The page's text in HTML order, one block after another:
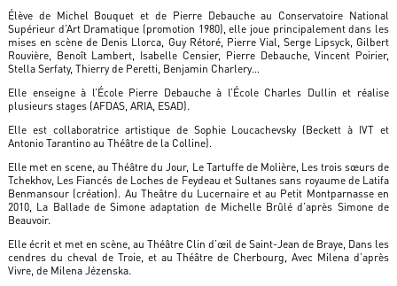
Élève de Michel Bouquet et de Pierre Debauche au Conservatoire National
Supérieur d’Art Dramatique (promotion 1980), elle joue principalement dans les
mises en scène de Denis Llorca, Guy Rétoré, Pierre Vial, Serge Lipsyck, Gilbert
Rouvière, Benoît Lambert, Isabelle Censier, Pierre Debauche, Vincent Poirier,
Stella Serfaty, Thierry de Peretti, Benjamin Charlery…
Elle enseigne à l’École Pierre Debauche à l’École Charles Dullin et réalise
plusieurs stages (AFDAS, ARIA, ESAD).
Elle est collaboratrice artistique de Sophie Loucachevsky (Beckett à IVT et
Antonio Tarantino au Théâtre de la Colline).
Elle met en scene, au Théâtre du Jour, Le Tartuffe de Molière, Les trois sœurs de
Tchekhov, Les Fiancés de Loches de Feydeau et Sultanes sans royaume de Latifa
Benmansour (création). Au Theâtre du Lucernaire et au Petit Montparnasse en
2010, La Ballade de Simone adaptation de Michelle Brûlé d’après Simone de
Beauvoir.
Elle écrit et met en scène, au Théâtre Clin d’œil de Saint-Jean de Braye, Dans les
cendres du cheval de Troie, et au Théâtre de Cherbourg, Avec Milena d’après
Vivre, de Milena Jézenska.